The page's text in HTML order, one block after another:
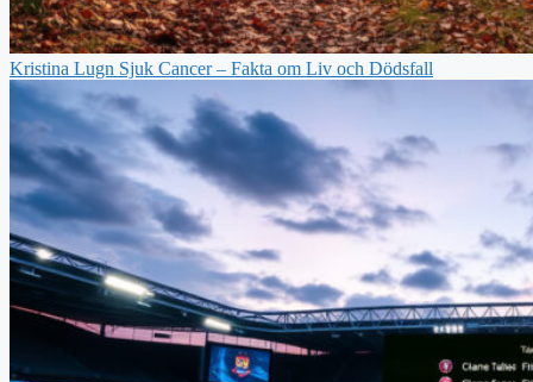
Kristina Lugn Sjuk Cancer – Fakta om Liv och Dödsfall